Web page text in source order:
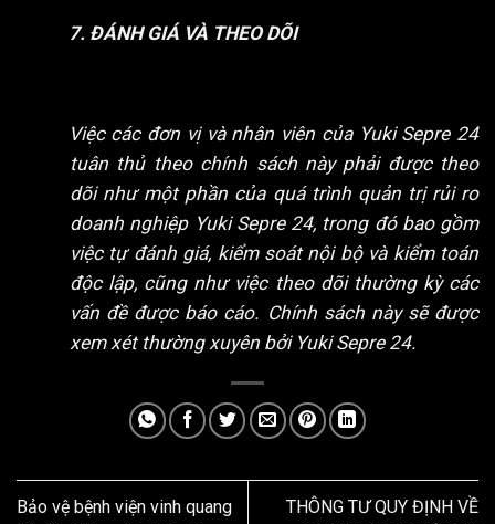
7. ĐÁNH GIÁ VÀ THEO DÕI
Việc các đơn vị và nhân viên của Yuki Sepre 24
tuân thủ theo chính sách này phải được theo
dõi như một phần của quá trình quản trị rủi ro
doanh nghiệp Yuki Sepre 24, trong đó bao gồm
việc tự đánh giá, kiểm soát nội bộ và kiểm toán
độc lập, cũng như việc theo dõi thường kỳ các
vấn đề được báo cáo. Chính sách này sẽ được
xem xét thường xuyên bởi Yuki Sepre 24.
Bảo vệ bệnh viện vinh quang
THÔNG TƯ QUY ĐỊNH VỀ